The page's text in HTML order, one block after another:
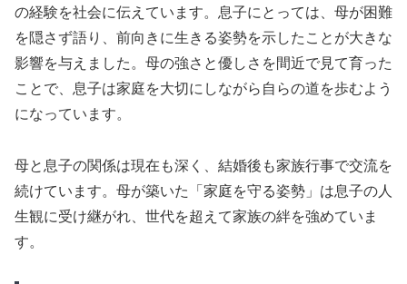
の経験を社会に伝えています。息子にとっては、母が困難
を隠さず語り、前向きに生きる姿勢を示したことが大きな
影響を与えました。母の強さと優しさを間近で見て育った
ことで、息子は家庭を大切にしながら自らの道を歩むよう
になっています。
母と息子の関係は現在も深く、結婚後も家族行事で交流を
続けています。母が築いた「家庭を守る姿勢」は息子の人
生観に受け継がれ、世代を超えて家族の絆を強めていま
す。